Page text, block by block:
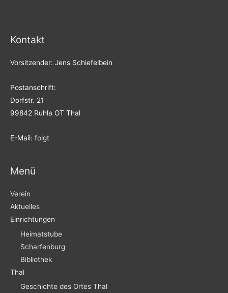
Kontakt
Vorsitzender: Jens Schiefelbein
Postanschrift:
Dorfstr. 21
99842 Ruhla OT Thal
E-Mail: folgt
Menü
Verein
Aktuelles
Einrichtungen
Heimatstube
Scharfenburg
Bibliothek
Thal
Geschichte des Ortes Thal